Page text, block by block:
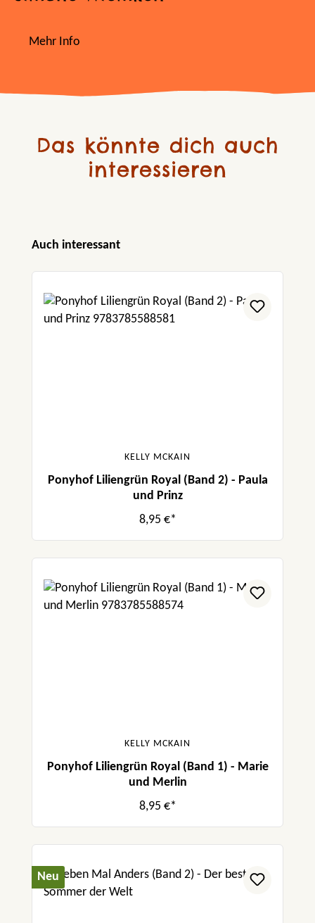
Mehr Info
Das könnte dich auch
interessieren
Produktgalerie überspringen
Auch interessant
KELLY MCKAIN
Ponyhof Liliengrün Royal (Band 2) - Paula
und Prinz
8,95 €*
KELLY MCKAIN
Ponyhof Liliengrün Royal (Band 1) - Marie
und Merlin
8,95 €*
Neu